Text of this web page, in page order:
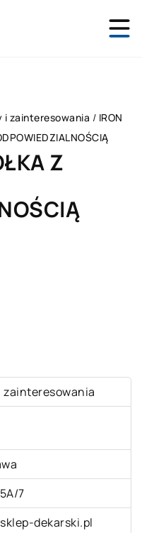
i zainteresowania / IRON
Z
zainteresowania
7
dekarski.pl